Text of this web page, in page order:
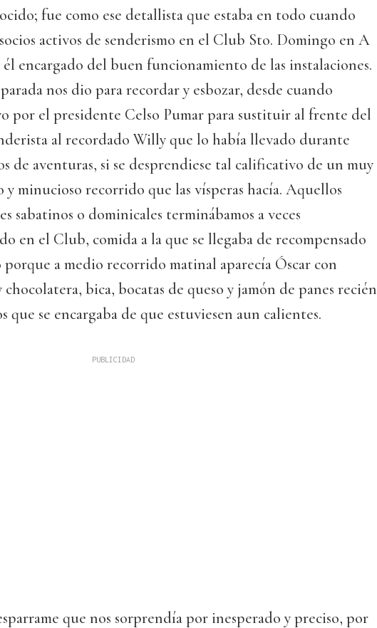
fue como ese detallista que estaba en todo cuando
activos de senderismo en el Club Sto. Domingo en A
él encargado del buen funcionamiento de las instalaciones.
nos dio para recordar y esbozar, desde cuando
por el presidente Celso Pumar para sustituir al frente del
al recordado Willy que lo había llevado durante
de aventuras, si se desprendiese tal calificativo de un muy
y minucioso recorrido que las vísperas hacía. Aquellos
sabatinos o dominicales terminábamos a veces
en el Club, comida a la que se llegaba de recompensado
porque a medio recorrido matinal aparecía Óscar con
chocolatera, bica, bocatas de queso y jamón de panes recién
que se encargaba de que estuviesen aun calientes.
que nos sorprendía por inesperado y preciso, por